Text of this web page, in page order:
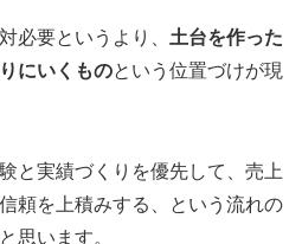
必要というより、 土台を作った
にいくものという位置づけが現
と実績づくりを優先して、売上
頼を上積みする、という流れの
思います。